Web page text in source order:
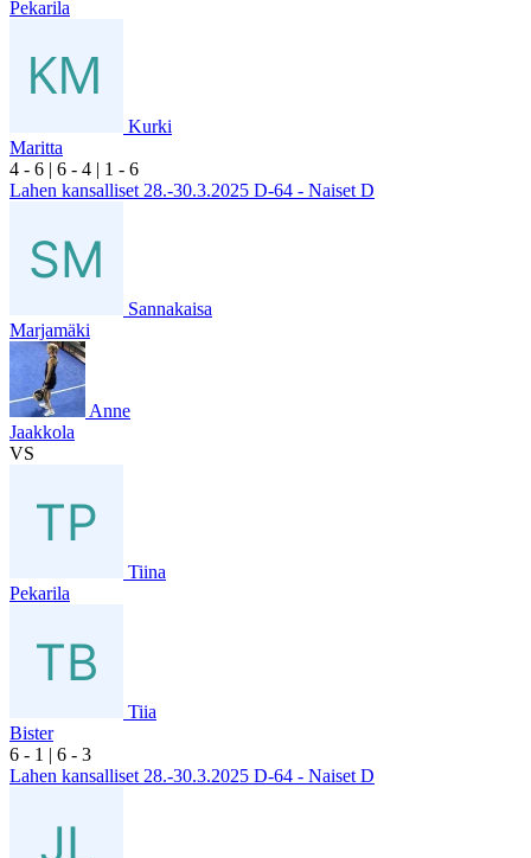
Pekarila
Kurki
Maritta
4 - 6 | 6 - 4 | 1 - 6
Lahen kansalliset 28.-30.3.2025 D-64 - Naiset D
Sannakaisa
Marjamäki
Anne
Jaakkola
VS
Tiina
Pekarila
Tiia
Bister
6 - 1 | 6 - 3
Lahen kansalliset 28.-30.3.2025 D-64 - Naiset D